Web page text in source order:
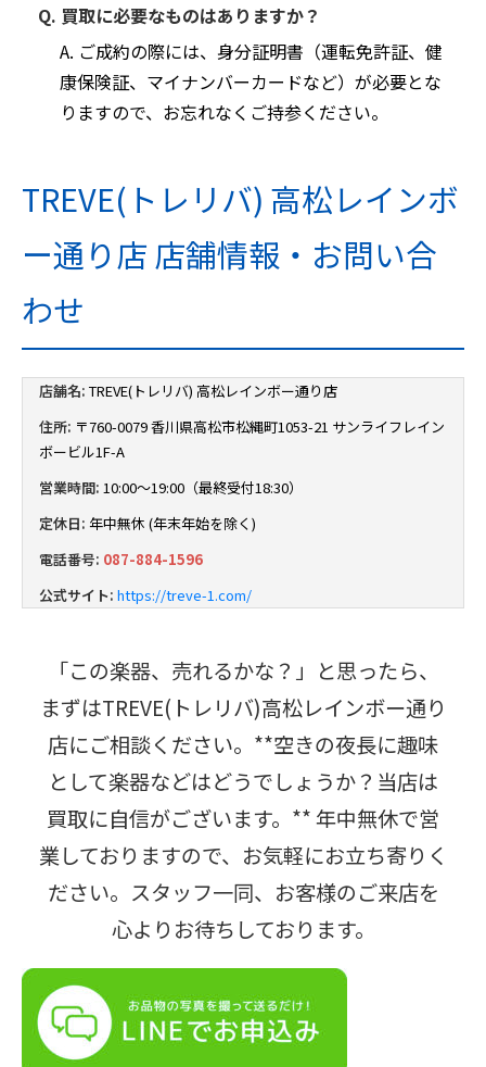
Q. 買取に必要なものはありますか？
A. ご成約の際には、身分証明書（運転免許証、健
康保険証、マイナンバーカードなど）が必要とな
りますので、お忘れなくご持参ください。
TREVE(トレリバ) 高松レインボ
ー通り店 店舗情報・お問い合
わせ
店舗名: TREVE(トレリバ) 高松レインボー通り店
住所: 〒760-0079 香川県高松市松縄町1053-21 サンライフレイン
ボービル1F-A
営業時間: 10:00～19:00（最終受付18:30）
定休日: 年中無休 (年末年始を除く)
電話番号: 087-884-1596
公式サイト: https://treve-1.com/
「この楽器、売れるかな？」と思ったら、
まずはTREVE(トレリバ)高松レインボー通り
店にご相談ください。**空きの夜長に趣味
として楽器などはどうでしょうか？当店は
買取に自信がございます。** 年中無休で営
業しておりますので、お気軽にお立ち寄りく
ださい。スタッフ一同、お客様のご来店を
心よりお待ちしております。